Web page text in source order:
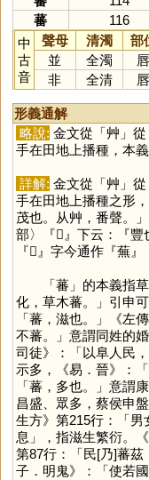
蕃
116
中
古
音
聲母 清濁 部
並
全濁 唇
非
全清 唇
形義通解
略說: 金文從「艸 」
手在田地上播種，本義
詳解: 金文從「艸 」
手在田地上播種之形
茂也。从艸，番聲。
部〉『𣞤』下云：『豐
『𣞤』字今通作『蕪
「蕃」的本義指
化，草木蕃。」引申
「蕃，滋也。」《左
不蕃。」意謂同姓的
司徒》：「以阜人民
示多，《易．晉》：
「蕃，多也。」意謂
昌盛、眾多，蔡侯申
生方》第215行：「
息」，指滋生繁衍。
第87行：「民[乃]蕃
子．明鬼》：「使若